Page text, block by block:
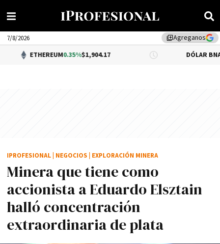
library_addAgreganos
7/8/2026
0.35%$1,904.17 DÓLAR BNA $1,520.00
Minera que tiene como
accionista a Eduardo Elsztain
halló concentración
extraordinaria de plata
IPROFESIONAL NEGOCIOS EXPLORACIÓN MINERA